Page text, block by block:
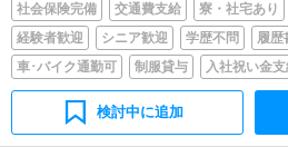
社会保険完備
交通費支給 寮・社宅あり
経験者歓迎
シニア歓迎 学歴不問 履歴
車･バイク通勤可
制服貸与 入社祝い金
検討中に追加